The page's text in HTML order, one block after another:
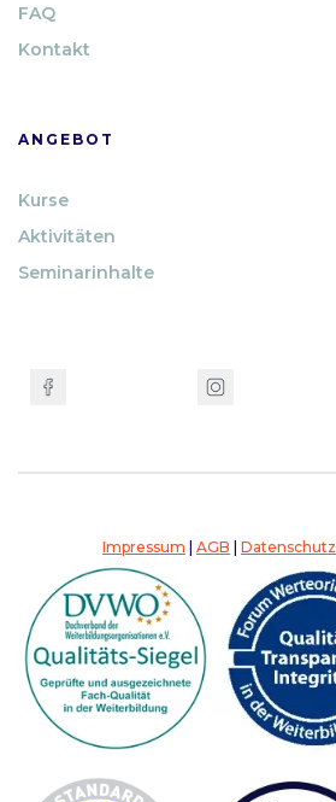
FAQ
Kontakt
ANGEBOT
Kurse
Aktivitäten
Seminarinhalte
Impressum AGB Datenschutz